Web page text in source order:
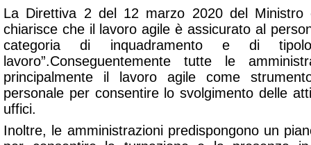
La Direttiva 2 del 12 marzo 2020 del Ministro
chiarisce che il
lavoro agile è assicurato al
categoria di inquadramento e di
lavoro”.Conseguentemente tutte le
principalmente il lavoro agile come
personale per consentire lo svolgimento delle
uffici.
Inoltre, le amministrazioni predispongono un